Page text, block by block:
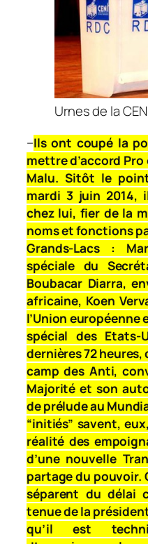
Urnes de la
–Ils ont coupé la
mettre d’accord
Malu. Sitôt le
mardi 3 juin 2014,
chez lui, fier de la
noms et fonctions
Grands-Lacs :
spéciale du
Boubacar Diarra,
africaine, Koen
l’Union européenne
spécial des
dernières 72 heures,
camp des Anti,
Majorité et son
de prélude au
“initiés” savent,
réalité des
d’une nouvelle
partage du pouvoir.
séparent du délai
tenue de la
qu’il est